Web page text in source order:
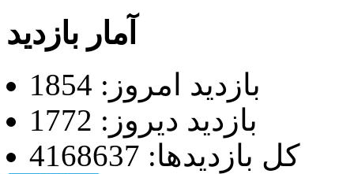
آمار بازدید
بازدید امروز: 1854
بازدید دیروز: 1772
کل بازدیدها: 4168637